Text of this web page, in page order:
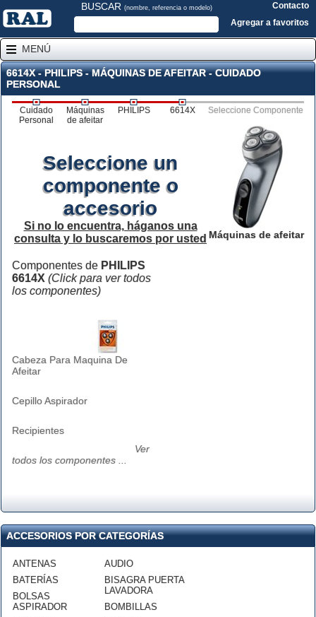
BUSCAR (nombre, referencia o modelo)
Contacto
Agregar a favoritos
MENÚ
6614X - PHILIPS - MÁQUINAS DE AFEITAR - CUIDADO
PERSONAL
Cuidado
Personal
Máquinas
de afeitar
PHILIPS 6614X Seleccione Componente
Máquinas de afeitar
Seleccione un
componente o
accesorio
Si no lo encuentra, háganos una
consulta y lo buscaremos por usted
Componentes de PHILIPS
6614X (Click para ver todos
los componentes)
Cabeza Para Maquina De
Afeitar
Cepillo Aspirador
Recipientes
Ver
todos los componentes ...
ACCESORIOS POR CATEGORÍAS
ANTENAS
BATERÍAS
BOLSAS
ASPIRADOR
AUDIO
BISAGRA PUERTA
LAVADORA
BOMBILLAS